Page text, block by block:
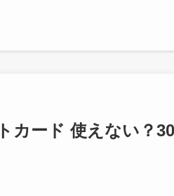
カード 使えない？